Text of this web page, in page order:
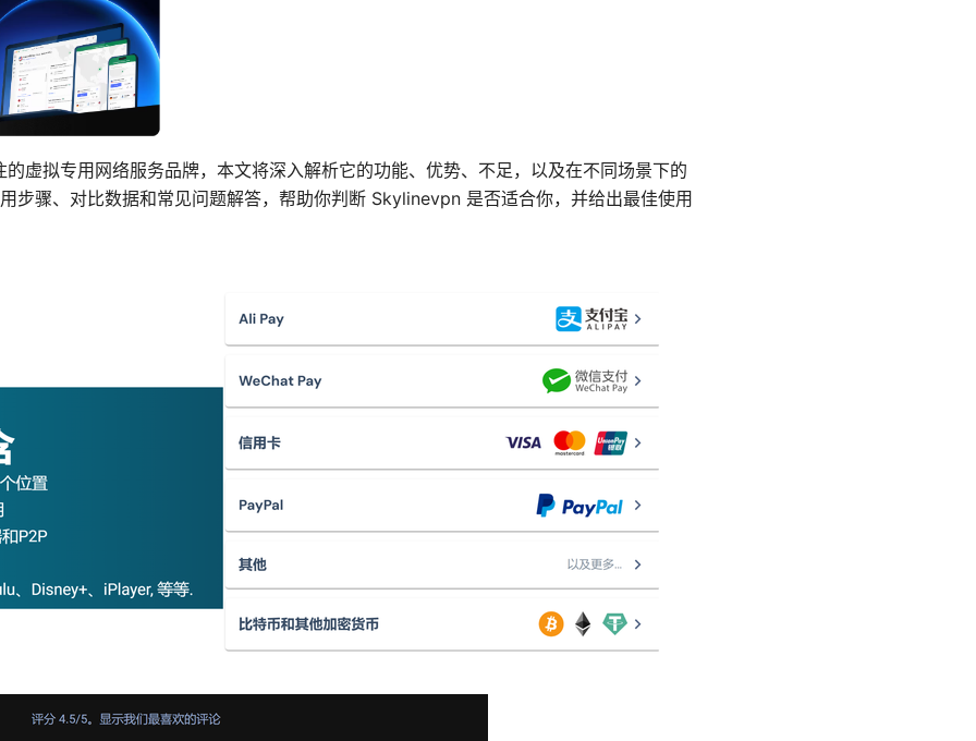
虚拟专用网络服务品牌，本文将深入解析它的功能、优势、不足，以及在不同场景下的
步骤、对比数据和常见问题解答，帮助你判断 Skylinevpn 是否适合你，并给出最佳使用